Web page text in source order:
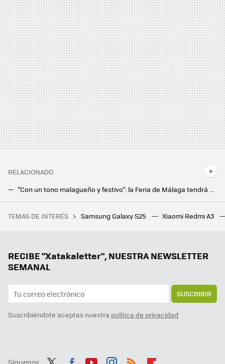
RELACIONADO
"Con un tono malagueño y festivo": la Feria de Málaga tendrá una IA para cada asistente sin tener que instalar ninguna app
En 2024, un eclipse hizo desaparecer 14 gigavatios de la red eléctrica de Texas. Es la mejor pista de lo que le espera a España
TEMAS DE INTERÉS Samsung Galaxy S25 Xiaomi Redmi A3
RECIBE "Xatakaletter", NUESTRA NEWSLETTER
SEMANAL
SUSCRIBIR
Suscribiéndote aceptas nuestra política de privacidad
Síguenos